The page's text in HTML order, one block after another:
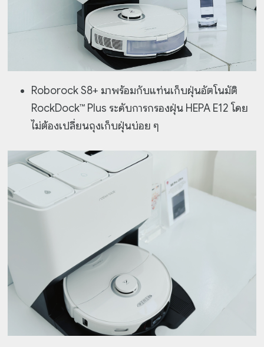
Roborock S8+ มาพร้อมกับแท่นเก็บฝุ่นอัตโนมัติ
RockDock™ Plus ระดับการกรองฝุ่น HEPA E12 โดย
ไม่ต้องเปลี่ยนถุงเก็บฝุ่นบ่อย ๆ